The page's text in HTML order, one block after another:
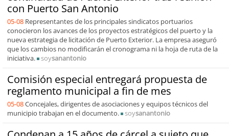
con Puerto San Antonio
05-08 Representantes de los principales sindicatos portuarios
conocieron los avances de los proyectos estratégicos del puerto y la
nueva estrategia de licitación de Puerto Exterior. La empresa aseguró
que los cambios no modificarán el cronograma ni la hoja de ruta de la
iniciativa.
soysanantonio
Comisión especial entregará propuesta de
reglamento municipal a fin de mes
05-08Concejales, dirigentes de asociaciones y equipos técnicos del
municipio trabajan en el documento.
soysanantonio